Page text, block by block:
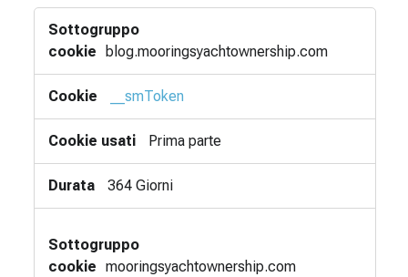
Cookie
funzionalitàblog.mooringsyachtownership.com
__smToken
Prima parte
364 Giorni
mooringsyachtownership.com